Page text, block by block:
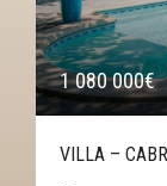
200 000€
MAISON DE